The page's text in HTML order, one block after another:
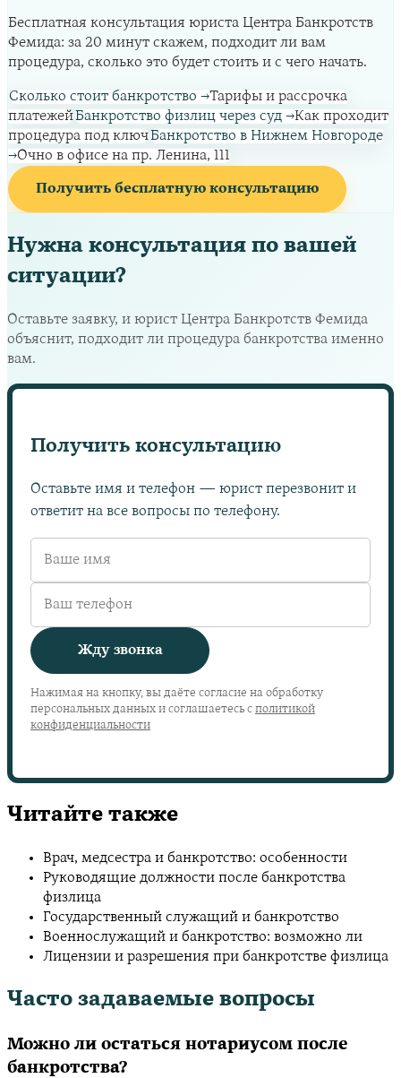
Бесплатная консультация юриста Центра Банкротств
Фемида: за 20 минут скажем, подходит ли вам
процедура, сколько это будет стоить и с чего начать.
Сколько стоит банкротство →Тарифы и рассрочка
платежейБанкротство физлиц через суд →Как проходит
процедура под ключБанкротство в Нижнем Новгороде
→Очно в офисе на пр. Ленина, 111
Получить бесплатную консультацию
Нужна консультация по вашей
ситуации?
Оставьте заявку, и юрист Центра Банкротств Фемида
объяснит, подходит ли процедура банкротства именно
вам.
Получить консультацию
Оставьте имя и телефон — юрист перезвонит и
ответит на все вопросы по телефону.
Жду звонка
Нажимая на кнопку, вы даёте согласие на обработку
персональных данных и соглашаетесь с политикой
конфиденциальности
Читайте также
Врач, медсестра и банкротство: особенности
Руководящие должности после банкротства
физлица
Государственный служащий и банкротство
Военнослужащий и банкротство: возможно ли
Лицензии и разрешения при банкротстве физлица
Часто задаваемые вопросы
Можно ли остаться нотариусом после
банкротства?